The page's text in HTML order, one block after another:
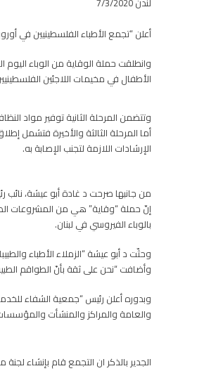
أعلن “تجمع الأطباء الفلسطينيين في
الأطفال في مخيمات اللاجئين
وتتضمن المرحلة الثانية توفير مواد
أما المرحلة الثالثة والأخيرة فتشمل
الإرشادات اللازمة لتجنب الإصابة به.
من جانبها صرحت د غادة أبو عيشة، نائب
إنّ حملة “وقاية” هي من المشروعات
بالوباء الفيروسي في لبنان.
وحثّت د أبو عيشة “الزملاء الأطباء
وأضافت “نحن على ثقة بأنّ الطواقم
وبدوره أعلن رئيس “جمعية الشفاء
والعامة والمراكز والمنشأت والمؤسسات
الجدير بالذكر ان التجمع قام بإنشاء